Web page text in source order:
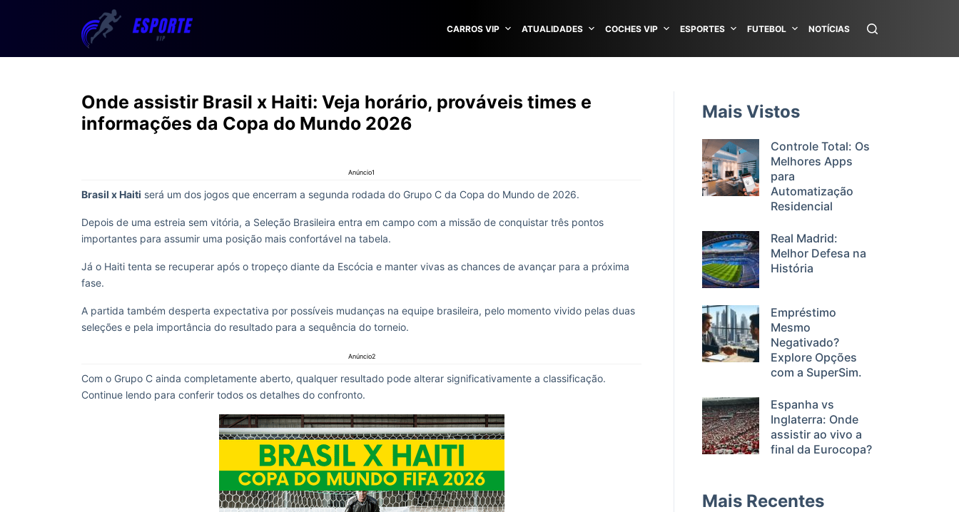
CARROS VIP ATUALIDADES COCHES VIP ESPORTES FUTEBOL NOTÍCIAS
Onde assistir Brasil x Haiti: Veja horário, prováveis times e
informações da Copa do Mundo 2026
Anúncio1
Brasil x Haiti será um dos jogos que encerram a segunda rodada do Grupo C da Copa do Mundo de 2026.
Depois de uma estreia sem vitória, a Seleção Brasileira entra em campo com a missão de conquistar três pontos
importantes para assumir uma posição mais confortável na tabela.
Já o Haiti tenta se recuperar após o tropeço diante da Escócia e manter vivas as chances de avançar para a próxima
fase.
A partida também desperta expectativa por possíveis mudanças na equipe brasileira, pelo momento vivido pelas duas
seleções e pela importância do resultado para a sequência do torneio.
Anúncio2
Com o Grupo C ainda completamente aberto, qualquer resultado pode alterar significativamente a classificação.
Continue lendo para conferir todos os detalhes do confronto.
Mais Vistos
Controle Total: Os
Melhores Apps
para
Automatização
Residencial
Real Madrid:
Melhor Defesa na
História
Empréstimo
Mesmo
Negativado?
Explore Opções
com a SuperSim.
Espanha vs
Inglaterra: Onde
assistir ao vivo a
final da Eurocopa?
Mais Recentes